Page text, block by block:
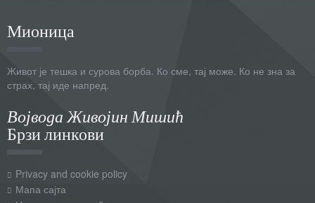
Мионица
Живот је тешка и сурова борба. Ко сме, тај може. Ко не зна за
страх, тај иде напред.
Војвода Живојин Мишић
Брзи линкови
Privacy and cookie policy
Мапа сајта